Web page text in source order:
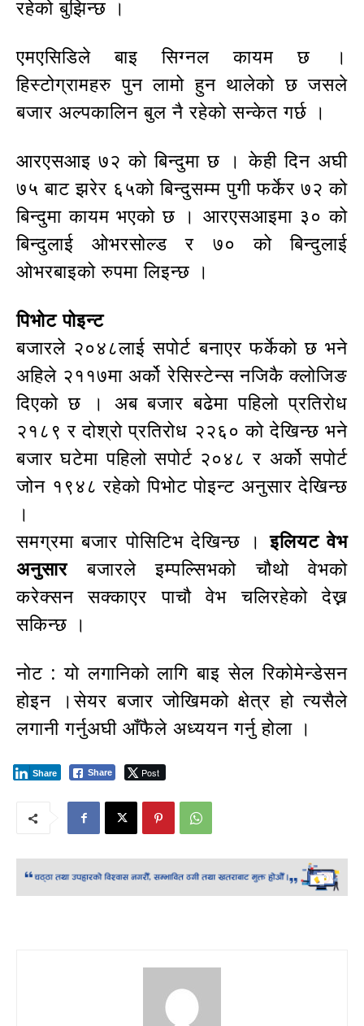
रहेको बुझिन्छ ।
एमएसिडिले बाइ सिग्नल कायम छ ।
हिस्टोग्रामहरु पुन लामो हुन थालेको छ जसले
बजार अल्पकालिन बुल नै रहेको सन्केत गर्छ ।
आरएसआइ ७२ को बिन्दुमा छ । केही दिन अघी
७५ बाट झरेर ६५को बिन्दुसम्म पुगी फर्केर ७२ को
बिन्दुमा कायम भएको छ । आरएसआइमा ३० को
बिन्दुलाई ओभरसोल्ड र ७० को बिन्दुलाई
ओभरबाइको रुपमा लिइन्छ ।
पिभोट पोइन्ट
बजारले २०४८लाई सपोर्ट बनाएर फर्केको छ भने
अहिले २११७मा अर्को रेसिस्टेन्स नजिकै क्लोजिङ
दिएको छ । अब बजार बढेमा पहिलो प्रतिरोध
२१८९ र दोश्रो प्रतिरोध २२६० को देखिन्छ भने
बजार घटेमा पहिलो सपोर्ट २०४८ र अर्को सपोर्ट
जोन १९४८ रहेको पिभोट पोइन्ट अनुसार देखिन्छ
।
समग्रमा बजार पोसिटिभ देखिन्छ ।इलियट वेभ
अनुसारबजारले इम्पल्सिभको चौथो वेभको
करेक्सन सक्काएर पाचौ वेभ चलिरहेको देख्न
सकिन्छ ।
नोट : यो लगानिको लागि बाइ सेल रिकोमेन्डेसन
होइन ।सेयर बजार जोखिमको क्षेत्र हो त्यसैले
लगानी गर्नुअघी आँफैले अध्ययन गर्नु होला ।
Share Post
Share